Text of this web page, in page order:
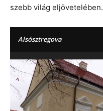
szebb világ eljövetelében.
Alsósztregova